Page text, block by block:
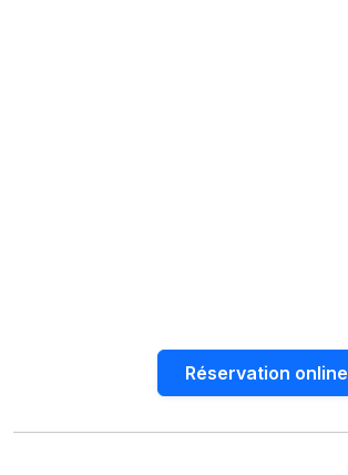
Réservation online